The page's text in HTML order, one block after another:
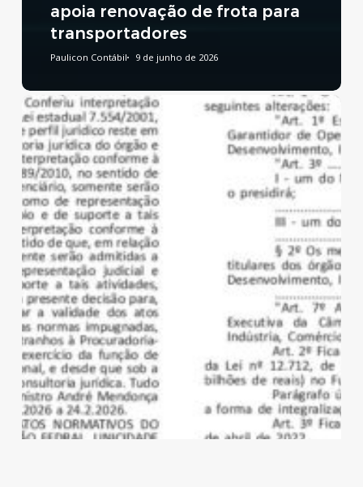
apoia renovação de frota para
transportadores
Paulicon Contábil 9 de junho de 2026
Reforma
Tributária:
publicado
decreto
que
regulamenta
a
CBS